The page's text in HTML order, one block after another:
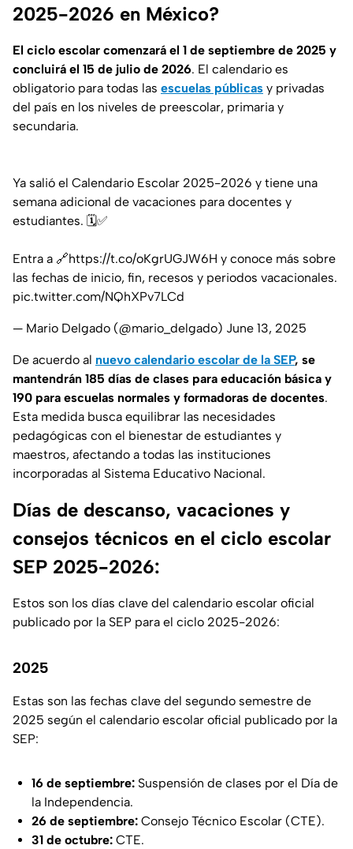
2025-2026 en México?
El ciclo escolar comenzará el 1 de septiembre de 2025 y
concluirá el 15 de julio de 2026. El calendario es
obligatorio para todas las escuelas públicas y privadas
del país en los niveles de preescolar, primaria y
secundaria.
Ya salió el Calendario Escolar 2025-2026 y tiene una
semana adicional de vacaciones para docentes y
estudiantes. 🗓️✅
Entra a 🔗https://t.co/oKgrUGJW6H y conoce más sobre
las fechas de inicio, fin, recesos y periodos vacacionales.
pic.twitter.com/NQhXPv7LCd
— Mario Delgado (@mario_delgado) June 13, 2025
De acuerdo al nuevo calendario escolar de la SEP, se
mantendrán 185 días de clases para educación básica y
190 para escuelas normales y formadoras de docentes.
Esta medida busca equilibrar las necesidades
pedagógicas con el bienestar de estudiantes y
maestros, afectando a todas las instituciones
incorporadas al Sistema Educativo Nacional.
Días de descanso, vacaciones y
consejos técnicos en el ciclo escolar
SEP 2025-2026:
Estos son los días clave del calendario escolar oficial
publicado por la SEP para el ciclo 2025-2026:
2025
Estas son las fechas clave del segundo semestre de
2025 según el calendario escolar oficial publicado por la
SEP:
16 de septiembre: Suspensión de clases por el Día de
la Independencia.
26 de septiembre: Consejo Técnico Escolar (CTE).
31 de octubre: CTE.